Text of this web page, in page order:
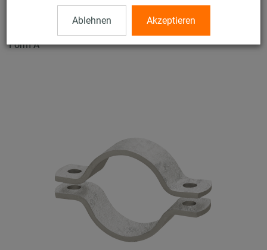
Ablehnen Akzeptieren
Rohrschellen DIN 3567
Form A